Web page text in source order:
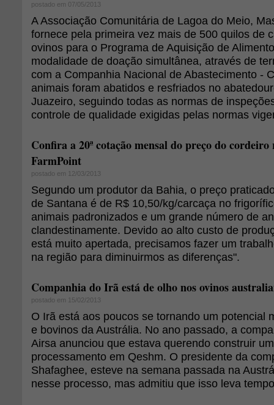
postado em 07/05/2013
A Associação Comunitária de Lagoa do Meio,
fornece pela primeira vez mais de 500 quilos de
ovinos para o Programa de Aquisição de
modalidade de doação simultânea, através de
com a Companhia Nacional de Abastecimento -
animais foram abatidos e resfriados no
Juazeiro, seguindo todas as normas de
controle de qualidade exigidas pelas normas
Confira a 20ª cotação mensal do preço do
FarmPoint
postado em 12/03/2013
Segundo um produtor da Bahia, o preço
de Santana é de R$ 10,50/kg/carcaça no
animais padronizados e um grande número de
clandestinamente. Devido ao alto custo de
está muito apertada, precisamos fazer um
na região para diminuirmos as diferenças".
Companhia do Irã está de olho nos ovinos
postado em 15/02/2013
O Irã está aos poucos se tornando um potencial
e bovinos da Austrália. No ano passado, a
Airsa anunciou que estava querendo construir
processamento em Qeshm. O presidente da
Shafaghee, esteve na semana passada na
nesse processo, mas admitiu que isso leva